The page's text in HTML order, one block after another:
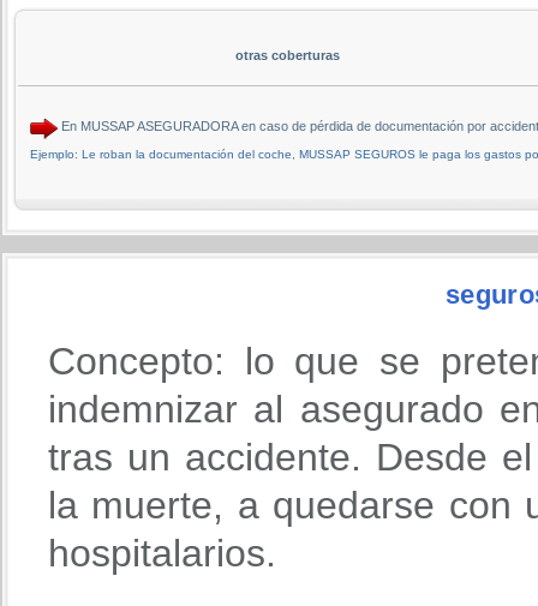
otras coberturas
En MUSSAP ASEGURADORA en caso de pérdida de documentación por
Ejemplo: Le roban la documentación del coche, MUSSAP SEGUROS le paga los gastos
Concepto: lo que se
indemnizar al asegurado
tras un accidente. Desde
la muerte, a quedarse con
hospitalarios.